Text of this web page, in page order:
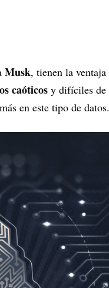
Musk, tienen la
caóticos y difíciles de
en este tipo de datos.